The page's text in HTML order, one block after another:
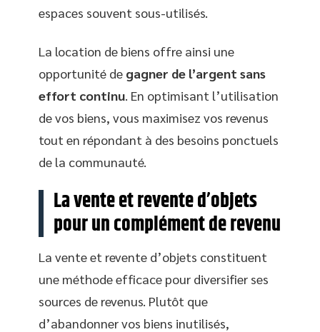
espaces souvent sous-utilisés.
La location de biens offre ainsi une
opportunité de gagner de l’argent sans
effort continu . En optimisant l’utilisation
de vos biens, vous maximisez vos revenus
tout en répondant à des besoins ponctuels
de la communauté.
La vente et revente d’objets
pour un complément de revenu
La vente et revente d’objets constituent
une méthode efficace pour diversifier ses
sources de revenus. Plutôt que
d’abandonner vos biens inutilisés,